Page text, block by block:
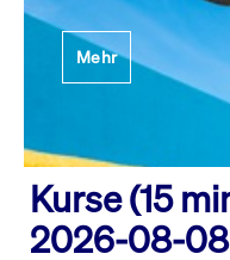
Mehr
Kurse (15
2026-08-